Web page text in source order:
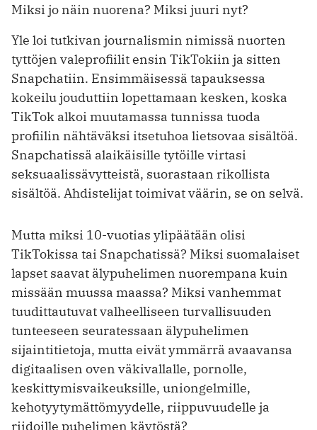
Miksi jo näin nuorena? Miksi juuri nyt?
Yle loi tutkivan journalismin nimissä nuorten
tyttöjen valeprofiilit ensin TikTokiin ja sitten
Snapchatiin. Ensimmäisessä tapauksessa
kokeilu jouduttiin lopettamaan kesken, koska
TikTok alkoi muutamassa tunnissa tuoda
profiilin nähtäväksi itsetuhoa lietsovaa sisältöä.
Snapchatissä alaikäisille tytöille virtasi
seksuaalissävytteistä, suorastaan rikollista
sisältöä. Ahdistelijat toimivat väärin, se on selvä.
Mutta miksi 10-vuotias ylipäätään olisi
TikTokissa tai Snapchatissä? Miksi suomalaiset
lapset saavat älypuhelimen nuorempana kuin
missään muussa maassa? Miksi vanhemmat
tuudittautuvat valheelliseen turvallisuuden
tunteeseen seuratessaan älypuhelimen
sijaintitietoja, mutta eivät ymmärrä avaavansa
digitaalisen oven väkivallalle, pornolle,
keskittymisvaikeuksille, uniongelmille,
kehotyytymättömyydelle, riippuvuudelle ja
riidoille puhelimen käytöstä?